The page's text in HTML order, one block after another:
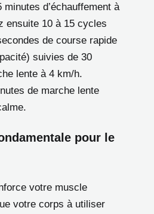
d’échauffement à
ensuite 10 à 15 cycles
de course rapide
suivies de 30
lente à 4 km/h.
de marche lente
pour le
votre muscle
votre corps à utiliser